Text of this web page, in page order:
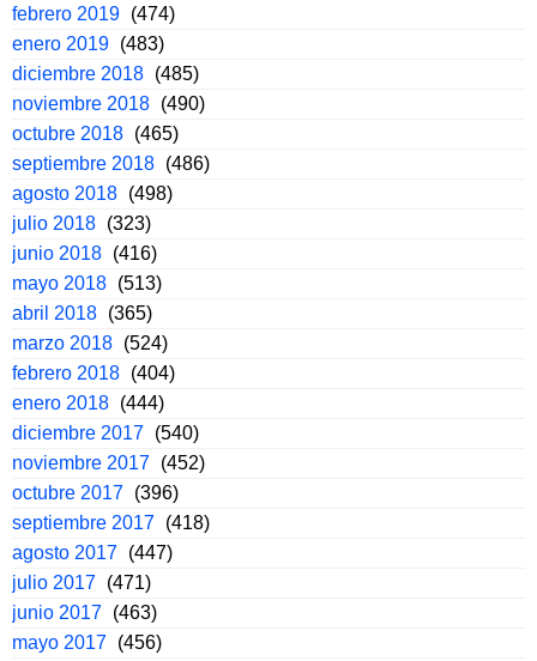
febrero 2019 (474)
enero 2019 (483)
diciembre 2018 (485)
noviembre 2018 (490)
octubre 2018 (465)
septiembre 2018 (486)
agosto 2018 (498)
julio 2018 (323)
junio 2018 (416)
mayo 2018 (513)
abril 2018 (365)
marzo 2018 (524)
febrero 2018 (404)
enero 2018 (444)
diciembre 2017 (540)
noviembre 2017 (452)
octubre 2017 (396)
septiembre 2017 (418)
agosto 2017 (447)
julio 2017 (471)
junio 2017 (463)
mayo 2017 (456)